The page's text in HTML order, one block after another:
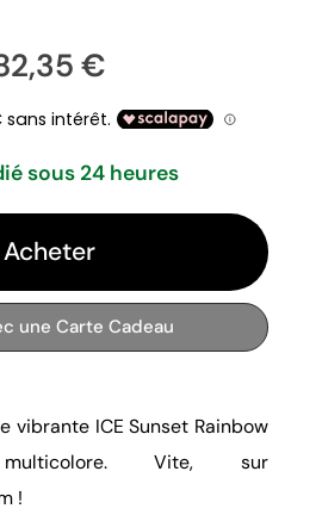
€
sous 24 heures
Acheter
une Carte Cadeau
vibrante ICE Sunset Rainbow
Vite, sur
!